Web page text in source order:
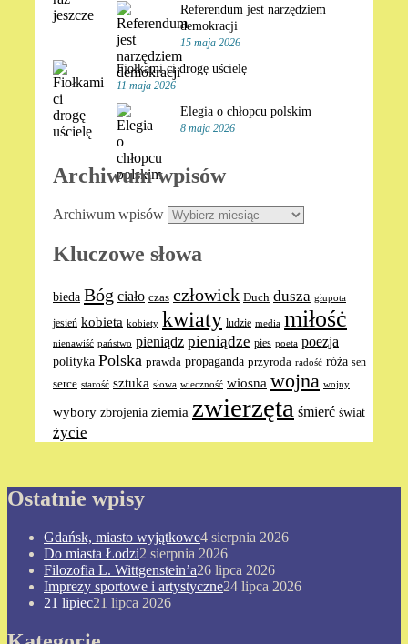
Referendum jest narzędziem
demokracji
15 maja 2026
Fiołkami ci drogę uścielę
11 maja 2026
Elegia o chłopcu polskim
8 maja 2026
Archiwum wpisów
Archiwum wpisów
Kluczowe słowa
bieda Bóg ciało czas człowiek Duch dusza głupota
jesień kobieta kobiety kwiaty ludzie media miłośċ
nienawiść państwo pieniądz pieniądze pies poeta poezja
polityka Polska prawda propaganda przyroda radość róża sen
serce starość sztuka słowa wieczność wiosna wojna wojny
wybory zbrojenia ziemia zwierzęta śmierć świat
życie
Ostatnie wpisy
Gdańsk, miasto wyjątkowe4 sierpnia 2026
Do miasta Łodzi2 sierpnia 2026
Filozofia L. Wittgenstein’a26 lipca 2026
Imprezy sportowe i artystyczne24 lipca 2026
21 lipiec21 lipca 2026